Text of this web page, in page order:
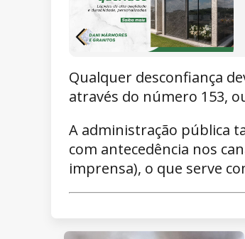
Qualquer desconfiança
através do número 153,
A administração pública
com antecedência nos
imprensa), o que serve